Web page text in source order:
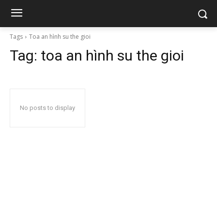
Tags Toa an hình su the gioi
Tag: toa an hình su the gioi
No posts to display